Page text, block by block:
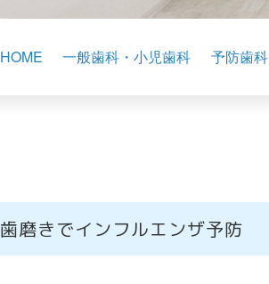
HOME 一般歯科・小児歯科 予防歯科
歯磨きでインフルエンザ予防